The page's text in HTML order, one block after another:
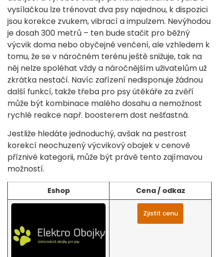
vysílačkou lze trénovat dva psy najednou, k dispozici
jsou korekce zvukem, vibrací a impulzem. Nevýhodou
je dosah 300 metrů – ten bude stačit pro běžný
výcvik doma nebo obyčejné venčení, ale vzhledem k
tomu, že se v náročném terénu ještě snižuje, tak na
něj nelze spoléhat vždy a náročnějším uživatelům už
zkrátka nestačí. Navíc zařízení nedisponuje žádnou
další funkcí, takže třeba pro psy útěkáře za zvěří
může být kombinace malého dosahu a nemožnost
rychlé reakce např. boosterem dost nešťastná.
Jestliže hledáte jednoduchý, avšak na pestrost
korekcí neochuzený výcvikový obojek v cenově
příznivé kategorii, může být právě tento zajímavou
možností.
Eshop Cena / odkaz
Zjistit cenu